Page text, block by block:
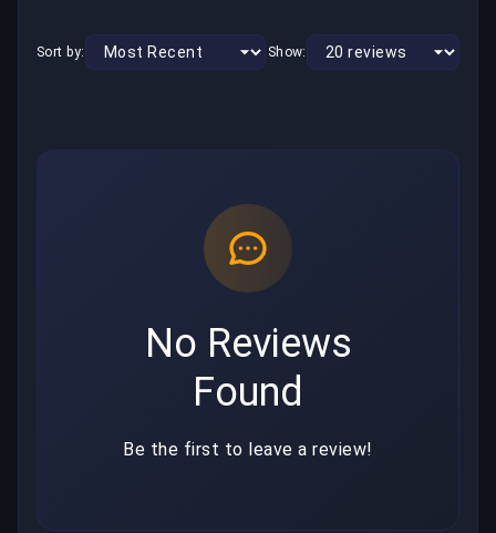
Sort by: Show:
No Reviews
Found
Be the first to leave a review!